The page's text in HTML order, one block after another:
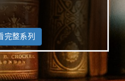
完整系列